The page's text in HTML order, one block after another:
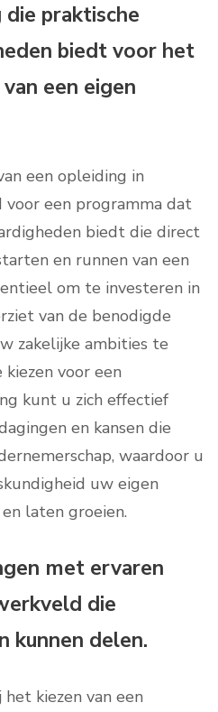
die praktische
biedt voor het
een eigen
een opleiding in
een programma dat
biedt die direct
en runnen van een
om te investeren in
van de benodigde
zakelijke ambities te
voor een
kunt u zich effectief
en kansen die
waardoor u
uw eigen
laten groeien.
met ervaren
die
kunnen delen.
kiezen van een